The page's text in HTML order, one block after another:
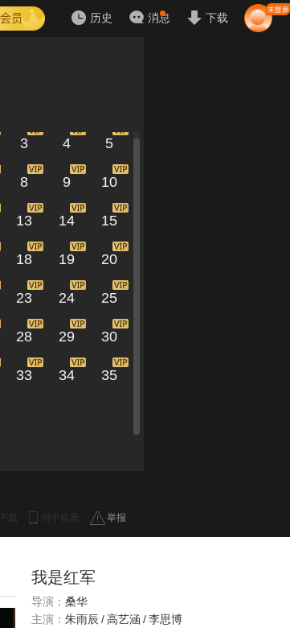
历史 消息 下载
3 4 5
8 9 10
13 14 15
18 19 20
23 24 25
28 29 30
33 34 35
举报
我是红军
导演： 桑华
主演： 朱雨辰 /高艺涵 /李思博